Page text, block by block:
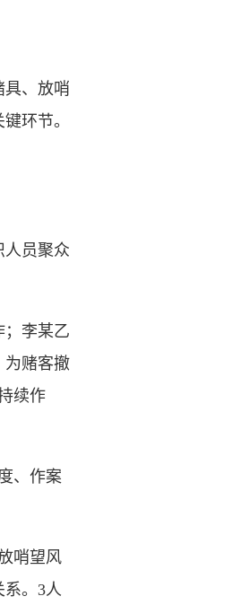
、放哨
环节。
员聚众
李某乙
为赌客撤
续作
、作案
哨望风
。3人